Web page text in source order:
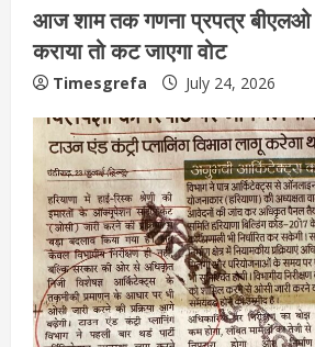
आज शाम तक गणना प्रपत्र बीएलओ
कराया तो कट जाएगा वोट
Timesgrefa July 24, 2026